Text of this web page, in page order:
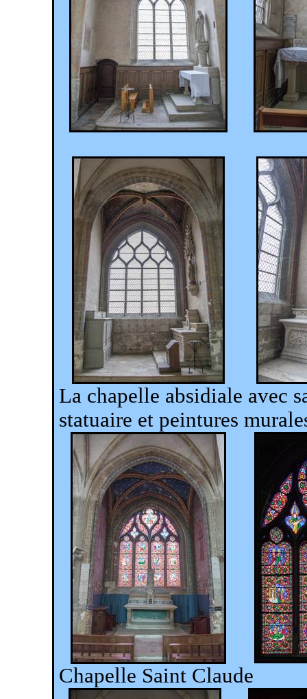
La chapelle absidiale avec
statuaire et peintures
Chapelle Saint Claude